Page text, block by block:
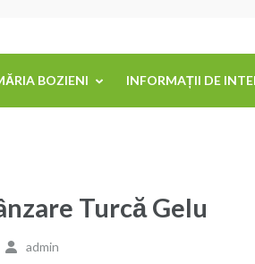
Bozieni
BOZIENI INFORMAȚII DE
Turcă Gelu
admin